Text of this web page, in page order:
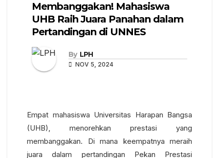
Membanggakan! Mahasiswa
UHB Raih Juara Panahan dalam
Pertandingan di UNNES
By LPH
NOV 5, 2024
Empat mahasiswa Universitas Harapan Bangsa
(UHB), menorehkan prestasi yang
membanggakan. Di mana keempatnya meraih
juara dalam pertandingan Pekan Prestasi